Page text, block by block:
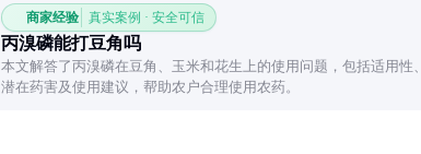
商家经验 真实案例 · 安全可信
丙溴磷能打豆角吗
本文解答了丙溴磷在豆角、玉米和花生上的使用问题，包括适用性、
潜在药害及使用建议，帮助农户合理使用农药。